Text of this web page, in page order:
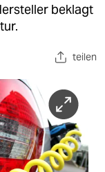
beklagt
teilen